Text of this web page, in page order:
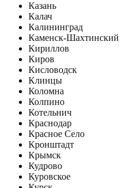
Казань
Калач
Калининград
Каменск-Шахтинский
Кириллов
Киров
Кисловодск
Клинцы
Коломна
Колпино
Котельнич
Краснодар
Красное Село
Кронштадт
Крымск
Кудрово
Куровское